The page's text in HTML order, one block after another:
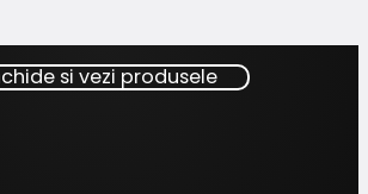
si vezi produsele